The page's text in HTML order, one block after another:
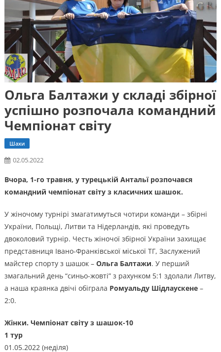
Ольга Балтажи у складі збірної
успішно розпочала командний
Чемпіонат світу
Шахи
02.05.2022
Вчора, 1-го травня, у турецькій Антальї розпочався
командний чемпіонат світу з класичних шашок.
У жіночому турнірі змагатимуться чотири команди – збірні
України, Польщі, Литви та Нідерландів, які проведуть
двоколовий турнір. Честь жіночої збірної України захищає
представниця Івано-Франківської міської ТГ, Заслужений
майстер спорту з шашок – Ольга Балтажи. У перший
змагальний день “синьо-жовті” з рахунком 5:1 здолали Литву,
а наша краянка двічі обіграла Ромуальду Шідлаускене–
2:0.
Жінки. Чемпіонат світу з шашок-10
1 тур
01.05.2022 (неділя)